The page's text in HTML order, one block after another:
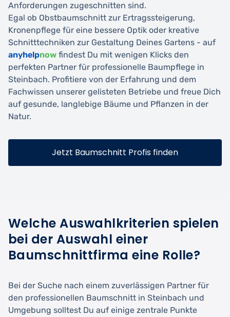
Anforderungen zugeschnitten sind.
Egal ob Obstbaumschnitt zur Ertragssteigerung,
Kronenpflege für eine bessere Optik oder kreative
Schnitttechniken zur Gestaltung Deines Gartens - auf
anyhelpnow findest Du mit wenigen Klicks den
perfekten Partner für professionelle Baumpflege in
Steinbach. Profitiere von der Erfahrung und dem
Fachwissen unserer gelisteten Betriebe und freue Dich
auf gesunde, langlebige Bäume und Pflanzen in der
Natur.
Jetzt Baumschnitt Profis finden
Welche Auswahlkriterien spielen
bei der Auswahl einer
Baumschnittfirma eine Rolle?
Bei der Suche nach einem zuverlässigen Partner für
den professionellen Baumschnitt in Steinbach und
Umgebung solltest Du auf einige zentrale Punkte